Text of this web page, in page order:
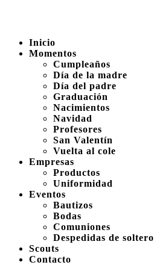
Inicio
Momentos
Cumpleaños
Día de la madre
Día del padre
Graduación
Nacimientos
Navidad
Profesores
San Valentín
Vuelta al cole
Empresas
Productos
Uniformidad
Eventos
Bautizos
Bodas
Comuniones
Despedidas de soltero
Scouts
Contacto